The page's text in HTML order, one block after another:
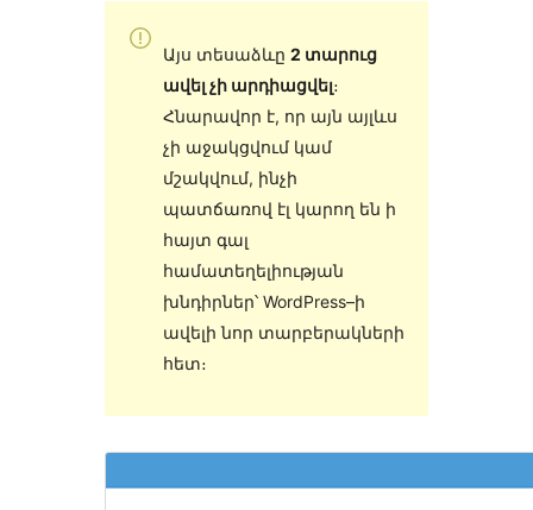
Այս տեսաձևը 2 տարուց
ավել չի արդիացվել։
Հնարավոր է, որ այն այլևս
չի աջակցվում կամ
մշակվում, ինչի
պատճառով էլ կարող են ի
հայտ գալ
համատեղելիության
խնդիրներ՝ WordPress–ի
ավելի նոր տարբերակների
հետ։